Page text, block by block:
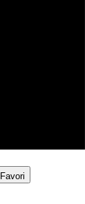
Favori